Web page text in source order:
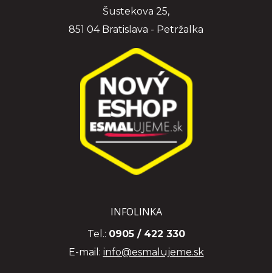
Šustekova 25,
851 04 Bratislava - Petržalka
INFOLINKA
Tel.: 0905 / 422 330
E-mail: info@esmalujeme.sk